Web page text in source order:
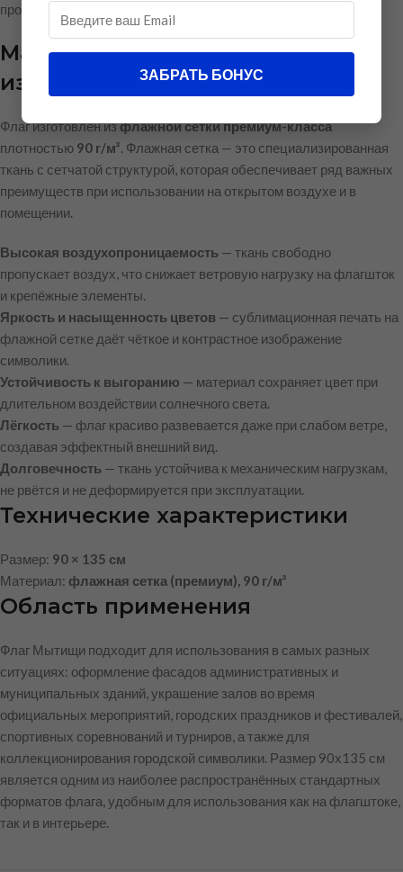
проводимых в Мытищах и Московской области.
Материал и качество
изготовления
Флаг изготовлен изфлажной сетки премиум-класса
плотностью 90 г/м². Флажная сетка — это специализированная
ткань с сетчатой структурой, которая обеспечивает ряд важных
преимуществ при использовании на открытом воздухе и в
помещении.
Высокая воздухопроницаемость — ткань свободно
пропускает воздух, что снижает ветровую нагрузку на флагшток
и крепёжные элементы.
Яркость и насыщенность цветов — сублимационная печать на
флажной сетке даёт чёткое и контрастное изображение
символики.
Устойчивость к выгоранию — материал сохраняет цвет при
длительном воздействии солнечного света.
Лёгкость — флаг красиво развевается даже при слабом ветре,
создавая эффектный внешний вид.
Долговечность — ткань устойчива к механическим нагрузкам,
не рвётся и не деформируется при эксплуатации.
Технические характеристики
Размер: 90 × 135 см
Материал: флажная сетка (премиум), 90 г/м²
Область применения
Флаг Мытищи подходит для использования в самых разных
ситуациях: оформление фасадов административных и
муниципальных зданий, украшение залов во время
официальных мероприятий, городских праздников и фестивалей,
спортивных соревнований и турниров, а также для
коллекционирования городской символики. Размер 90х135 см
является одним из наиболее распространённых стандартных
форматов флага, удобным для использования как на флагштоке,
так и в интерьере.
ЗАБРАТЬ БОНУС